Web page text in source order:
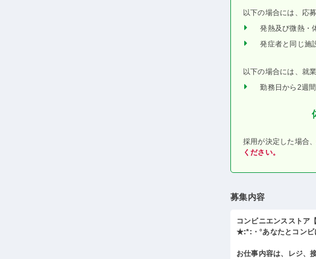
以下の場合には、応
発熱及び微熱・
発症者と同じ施
以下の場合には、就
勤務日から2週
採用が決定した場合
ください。
募集内容
コンビニエンスストア
★:*:・°あなたとコンビ
お仕事内容は、レジ、